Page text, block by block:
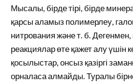
Мысалы, бірде тірі, бірде
қарсы аламыз полимерлеу,
нитрования және т. б. Дегенмен,
реакциялар өте қажет алу үшін
қосылыстар, онсыз қазіргі
орналаса алмайды. Туралы